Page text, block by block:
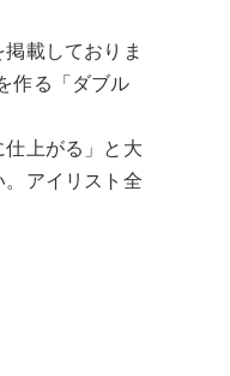
載しておりま
作る「ダブル
上がる」と大
アイリスト全